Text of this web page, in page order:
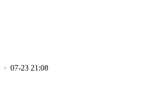
· 07-23 21:08